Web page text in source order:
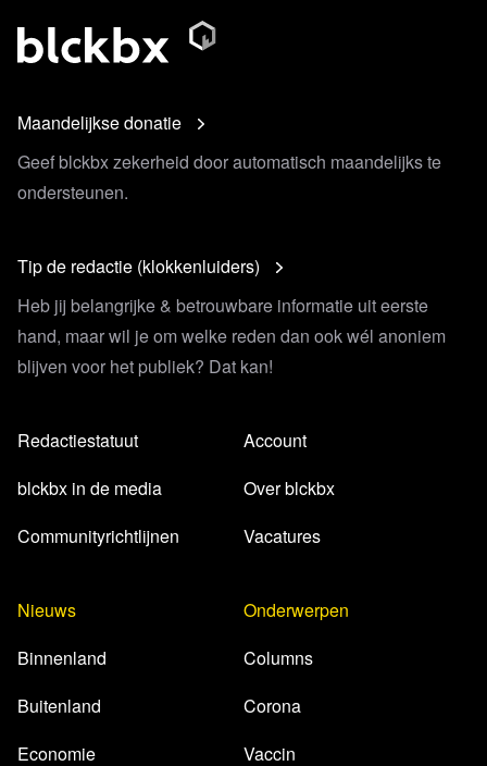
Maandelijkse donatie
Geef blckbx zekerheid door automatisch maandelijks te
ondersteunen.
Tip de redactie (klokkenluiders)
Heb jij belangrijke & betrouwbare informatie uit eerste
hand, maar wil je om welke reden dan ook wél anoniem
blijven voor het publiek? Dat kan!
Redactiestatuut
blckbx in de media
Communityrichtlijnen
Account
Over blckbx
Vacatures
Nieuws
Binnenland
Buitenland
Economie
Onderwerpen
Columns
Corona
Vaccin